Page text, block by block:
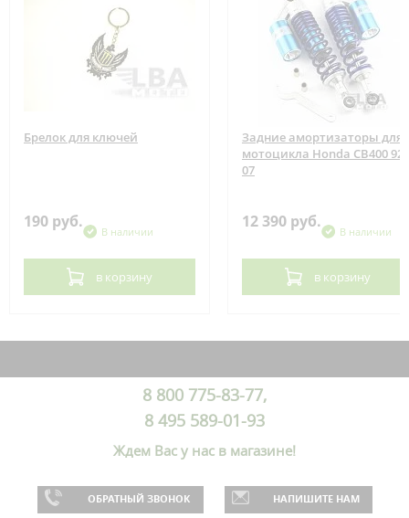
Брелок для ключей
190 руб.
В наличии
в корзину
Задние амортизаторы для
мотоцикла Honda CB400 92-
07
12 390 руб.
В наличии
в корзину
8 800 775-83-77,
8 495 589-01-93
Ждем Вас у нас в магазине!
ОБРАТНЫЙ ЗВОНОК НАПИШИТЕ НАМ